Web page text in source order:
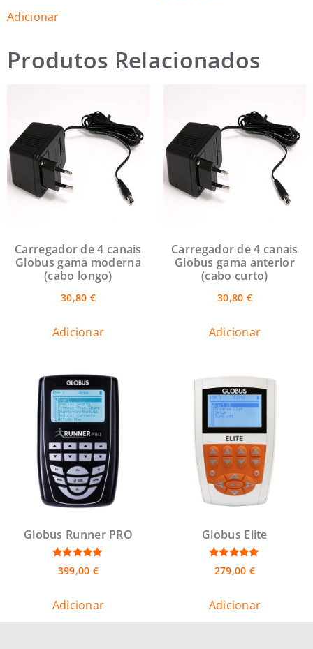
Adicionar
Produtos Relacionados
Carregador de 4 canais
Globus gama moderna
(cabo longo)
30,80 €
Adicionar
Carregador de 4 canais
Globus gama anterior
(cabo curto)
30,80 €
Adicionar
Globus Runner PRO
Avaliação
5.00
399,00 €
Adicionar
Globus Elite
Avaliação
5.00
279,00 €
Adicionar